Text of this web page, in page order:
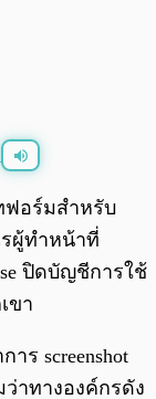
0:00 / 0:00
ฟอร์มสำหรับ
ผู้ทำหน้าที่
ปิดบัญชีการใช้
ขา
ร screenshot
ว่าทางองค์กรดัง